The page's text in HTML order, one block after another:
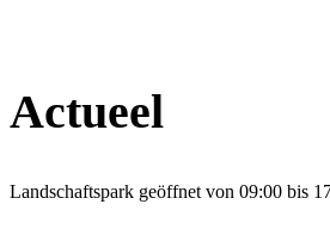
Actueel
Landschaftspark geöffnet von 09:00 bis